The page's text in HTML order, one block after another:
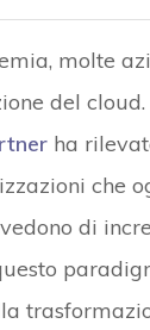
molte
del
ha
che
di